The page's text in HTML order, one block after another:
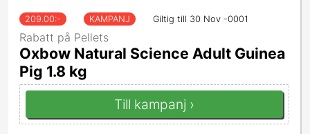
209.00:- KAMPANJ Giltig till 30 Nov -0001
Rabatt på Pellets
Oxbow Natural Science Adult Guinea
Pig 1.8 kg
Till kampanj ›